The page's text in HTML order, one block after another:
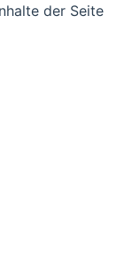
der Seite